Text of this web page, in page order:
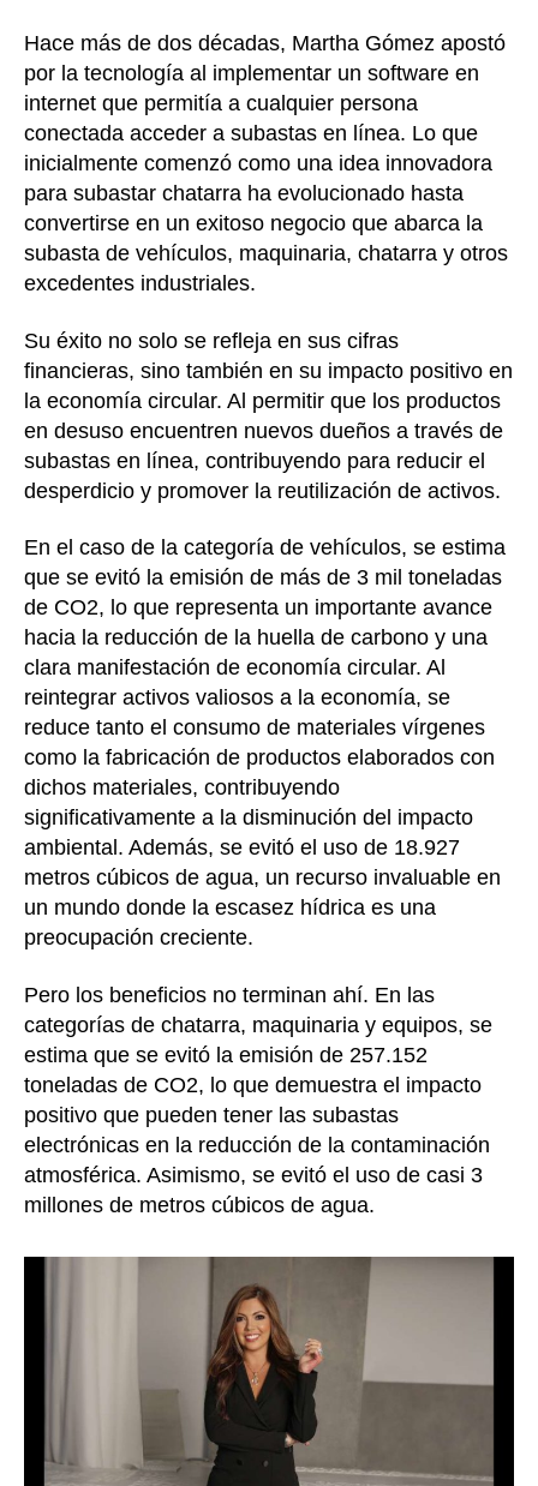
Hace más de dos décadas, Martha Gómez apostó
por la tecnología al implementar un software en
internet que permitía a cualquier persona
conectada acceder a subastas en línea. Lo que
inicialmente comenzó como una idea innovadora
para subastar chatarra ha evolucionado hasta
convertirse en un exitoso negocio que abarca la
subasta de vehículos, maquinaria, chatarra y otros
excedentes industriales.
Su éxito no solo se refleja en sus cifras
financieras, sino también en su impacto positivo en
la economía circular. Al permitir que los productos
en desuso encuentren nuevos dueños a través de
subastas en línea, contribuyendo para reducir el
desperdicio y promover la reutilización de activos.
En el caso de la categoría de vehículos, se estima
que se evitó la emisión de más de 3 mil toneladas
de CO2, lo que representa un importante avance
hacia la reducción de la huella de carbono y una
clara manifestación de economía circular. Al
reintegrar activos valiosos a la economía, se
reduce tanto el consumo de materiales vírgenes
como la fabricación de productos elaborados con
dichos materiales, contribuyendo
significativamente a la disminución del impacto
ambiental. Además, se evitó el uso de 18.927
metros cúbicos de agua, un recurso invaluable en
un mundo donde la escasez hídrica es una
preocupación creciente.
Pero los beneficios no terminan ahí. En las
categorías de chatarra, maquinaria y equipos, se
estima que se evitó la emisión de 257.152
toneladas de CO2, lo que demuestra el impacto
positivo que pueden tener las subastas
electrónicas en la reducción de la contaminación
atmosférica. Asimismo, se evitó el uso de casi 3
millones de metros cúbicos de agua.